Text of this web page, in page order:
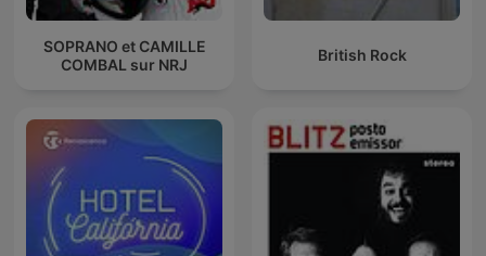
SOPRANO et CAMILLE
COMBAL sur NRJ
British Rock